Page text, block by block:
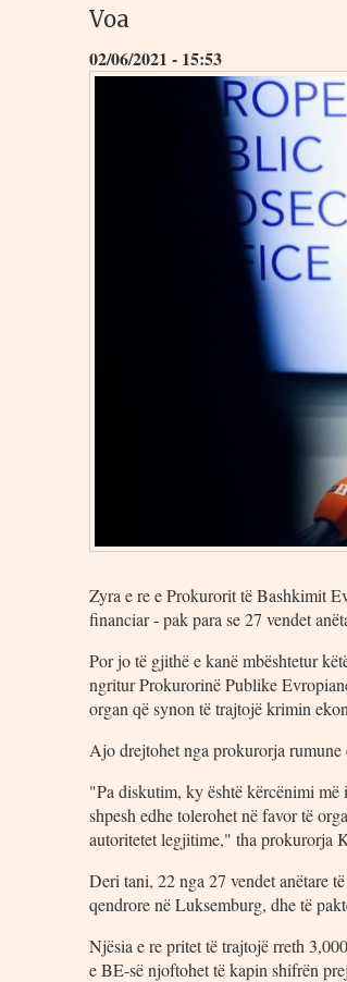
Voa
02/06/2021 - 15:53
Zyra e re e Prokurorit të Bashkimit
financiar - pak para se 27 vendet
Por jo të gjithë e kanë mbështetur
ngritur Prokurorinë Publike
organ që synon të trajtojë krimin
Ajo drejtohet nga prokurorja
"Pa diskutim, ky është kërcënimi më
shpesh edhe tolerohet në favor të
autoritetet legjitime," tha prokurorja
Deri tani, 22 nga 27 vendet anëtare
qendrore në Luksemburg, dhe të
Njësia e re pritet të trajtojë rreth
e BE-së njoftohet të kapin shifrën